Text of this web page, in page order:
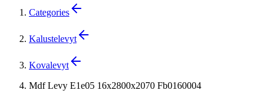
Categories
Kalustelevyt
Kovalevyt
Mdf Levy E1e05 16x2800x2070 Fb0160004